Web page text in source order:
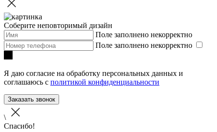
Соберите неповторимый дизайн
Поле заполнено некорректно
Поле заполнено некорректно
Я даю согласие на обработку персональных данных и
соглашаюсь с политикой конфиденциальности
Заказать звонок
\
Спасибо!